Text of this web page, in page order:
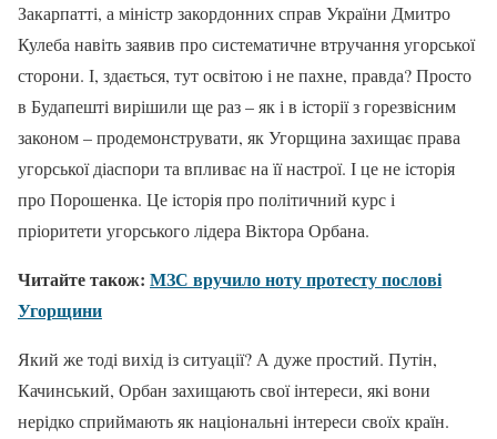
Закарпатті, а міністр закордонних справ України Дмитро
Кулеба навіть заявив про систематичне втручання угорської
сторони. І, здається, тут освітою і не пахне, правда? Просто
в Будапешті вирішили ще раз – як і в історії з горезвісним
законом – продемонструвати, як Угорщина захищає права
угорської діаспори та впливає на її настрої. І це не історія
про Порошенка. Це історія про політичний курс і
пріоритети угорського лідера Віктора Орбана.
Читайте також: МЗС вручило ноту протесту послові
Угорщини
Який же тоді вихід із ситуації? А дуже простий. Путін,
Качинський, Орбан захищають свої інтереси, які вони
нерідко сприймають як національні інтереси своїх країн.